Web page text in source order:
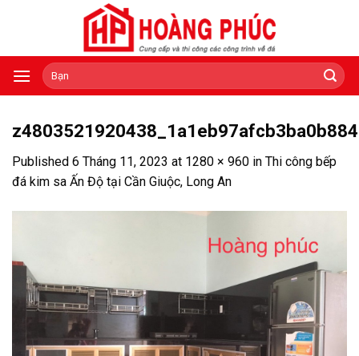
Tìm
kiếm:
Published 6 Tháng 11, 2023 at 1280 × 960 in Thi công bếp
đá kim sa Ấn Độ tại Cần Giuộc, Long An